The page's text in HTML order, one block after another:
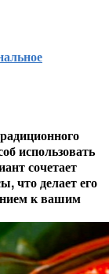
использовать
сочетает
что делает его
к вашим